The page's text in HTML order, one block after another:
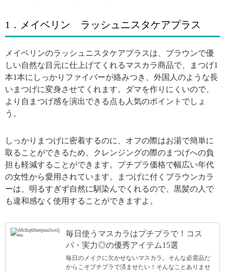
1．メイベリン ラッシュニスタケアプラス
メイベリンのラッシュニスタケアプラスは、ブラウンで優
しい自然な目元に仕上げてくれるマスカラ商品で、まつげ1
本1本にしっかりファイバーが絡みつき、外国人のような長
いまつげに変身させてくれます。ダマを作りにくいので、
より自まつげ感を演出できる点も人気のポイントでしょ
う。
しっかりまつげに密着するのに、オフの際はお湯で簡単に
取ることができるため、クレンジングの際のまつげへの負
担も軽減することができます。プチプラ価格で幅広い年代
の女性から愛用されています。まつげに付くブラウンカラ
ーは、明るすぎず自然に馴染んでくれるので、黒髪の人で
も違和感なく使用することができますよ。
毎日使うマスカラはプチプラで！コス
パ・実力◎の優秀アイテム15選
毎日のメイクに欠かせないマスカラ。そんな必需品だ
からこそプチプラで済ませたい！そんなことありませ